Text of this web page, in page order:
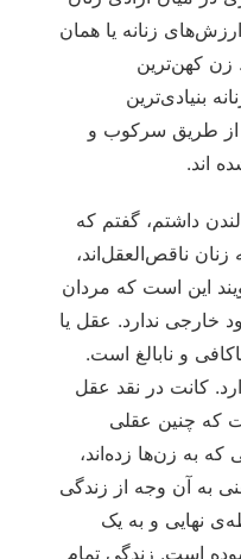
زنانه یا همان
زن کهن‌ترین
بنیادی‌ترین
از طریق سرکوب و
اند.
داشتم، گفتم که
ناقص‌العقل‌اند،
این است که مردان
خارجی ندارد. عقل یا
و نابالغ است.
کانت در نقد عقل
که چنین عقلی
به زن‌ها زده‌اند،
به آن وجه از زندگی
نهایی و به یک
است. زندگی تمام